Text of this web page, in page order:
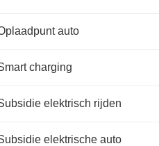
auto
charging
elektrisch rijden
elektrische auto